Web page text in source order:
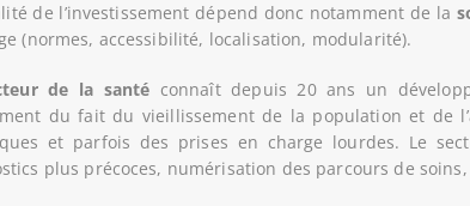
de l’investissement dépend donc notamment de la
(normes, accessibilité, localisation, modularité).
de la santé connaît depuis 20 ans un
du fait du vieillissement de la population et de
et parfois des prises en charge lourdes. Le
plus précoces, numérisation des parcours de